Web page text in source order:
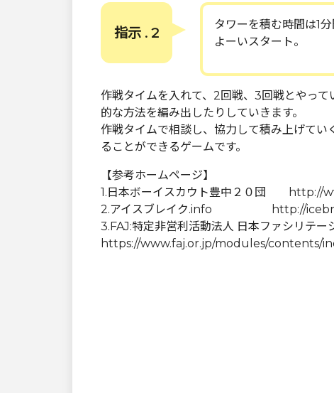
指示 . 2
タワーを積む時間は1分
よーいスタート。
作戦タイムを入れて、2回戦、3回戦とやっ
的な方法を編み出したりしていきます。
作戦タイムで相談し、協力して積み上げて
ることができるゲームです。
【参考ホームページ】
1.日本ボーイスカウト豊中２０団 http://
2.アイスブレイク.info http://
3.FAJ:特定非営利活動法人 日本ファシリテ
https://www.faj.or.jp/modules/contents/